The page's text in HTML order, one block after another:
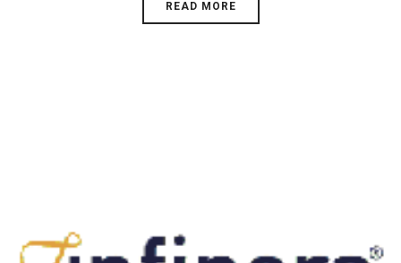
READ MORE